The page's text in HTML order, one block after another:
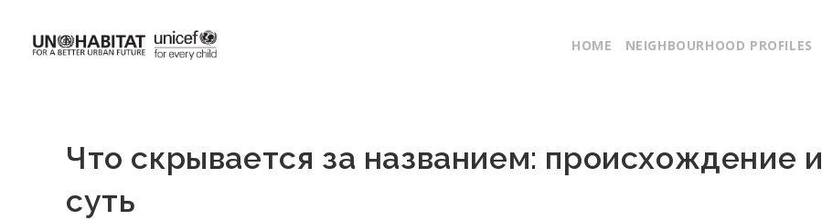
HOME NEIGHBOURHOOD PROFILES
Что скрывается за названием: происхождение и
суть